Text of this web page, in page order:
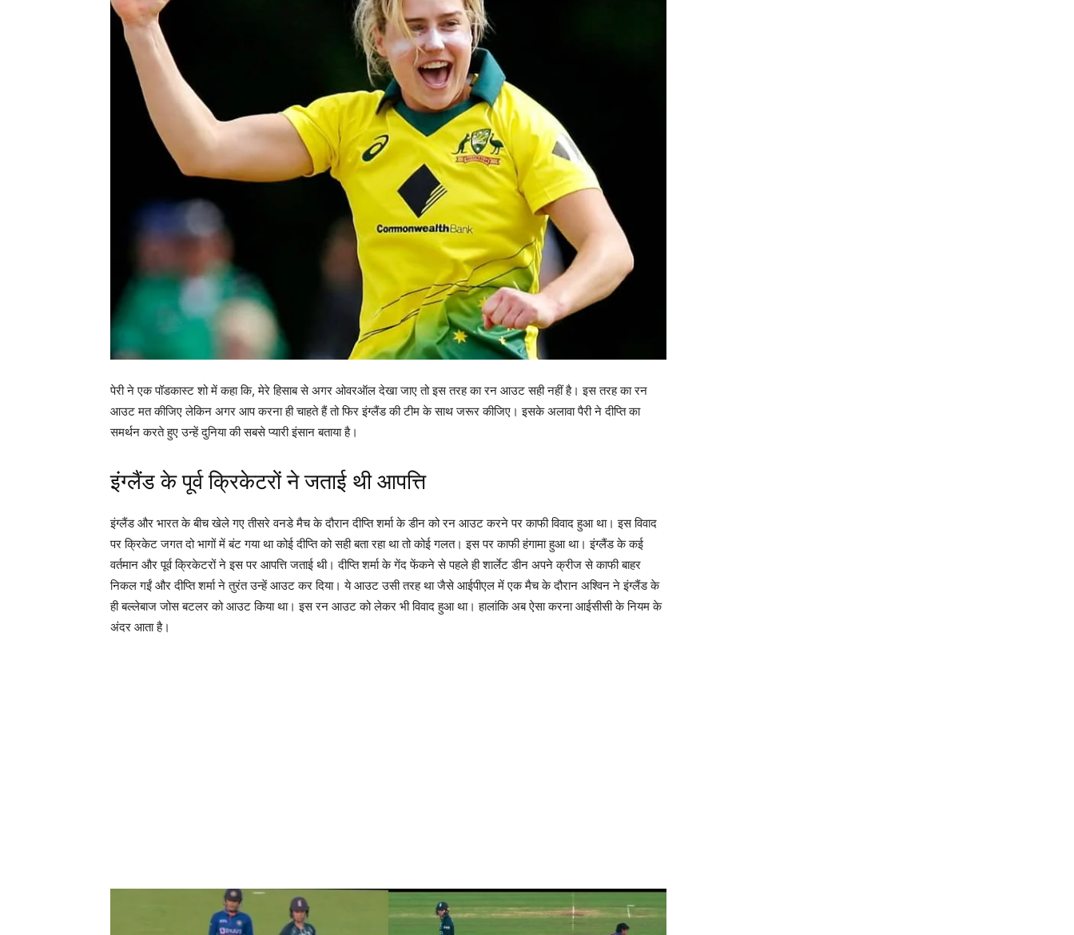
पेरी ने एक पॉडकास्ट शो में कहा कि, मेरे हिसाब से अगर ओवरऑल देखा जाए तो इस तरह का रन आउट सही नहीं है। इस तरह का रन
आउट मत कीजिए लेकिन अगर आप करना ही चाहते हैं तो फिर इंग्लैंड की टीम के साथ जरूर कीजिए। इसके अलावा पैरी ने दीप्ति का
समर्थन करते हुए उन्हें दुनिया की सबसे प्यारी इंसान बताया है।
इंग्लैंड के पूर्व क्रिकेटरों ने जताई थी आपत्ति
इंग्लैंड और भारत के बीच खेले गए तीसरे वनडे मैच के दौरान दीप्ति शर्मा के डीन को रन आउट करने पर काफी विवाद हुआ था। इस विवाद
पर क्रिकेट जगत दो भागों में बंट गया था कोई दीप्ति को सही बता रहा था तो कोई गलत। इस पर काफी हंगामा हुआ था। इंग्लैंड के कई
वर्तमान और पूर्व क्रिकेटरों ने इस पर आपत्ति जताई थी। दीप्ति शर्मा के गेंद फेंकने से पहले ही शार्लेट डीन अपने क्रीज से काफी बाहर
निकल गईं और दीप्ति शर्मा ने तुरंत उन्हें आउट कर दिया। ये आउट उसी तरह था जैसे आईपीएल में एक मैच के दौरान अश्विन ने इंग्लैंड के
ही बल्लेबाज जोस बटलर को आउट किया था। इस रन आउट को लेकर भी विवाद हुआ था। हालांकि अब ऐसा करना आईसीसी के नियम के
अंदर आता है।